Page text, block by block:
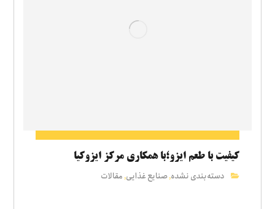
کیفیت با طعم ایزو؛با همکاری مرکز ایزوکیا
دسته‌بندی نشده,صنایع غذایی,مقالات